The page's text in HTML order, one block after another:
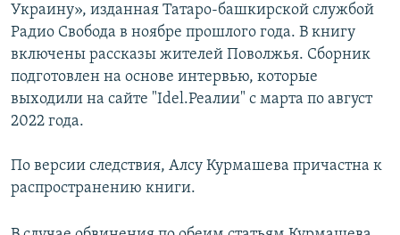
Украину», изданная Татаро-башкирской службой
Радио Свобода в ноябре прошлого года. В книгу
включены рассказы жителей Поволжья. Сборник
подготовлен на основе интервью, которые
выходили на сайте "Idel.Реалии" с марта по август
2022 года.
По версии следствия, Алсу Курмашева причастна к
распространению книги.